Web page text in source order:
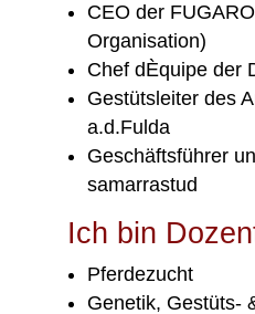
CEO der
Organisation)
Chef dÈquipe der
Gestütsleiter des
a.d.Fulda
Geschäftsführer
samarrastud
Ich bin
Pferdezucht
Genetik, Gestüts-